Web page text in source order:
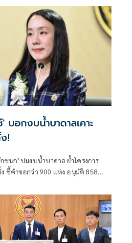
บอกงบน้ำบาดาลเคาะ
!
ชนก' ปมงบน้ำบาดาล ย้ำโครงการ
ชี้คำขอกว่า 900 แห่ง อนุมัติ 858